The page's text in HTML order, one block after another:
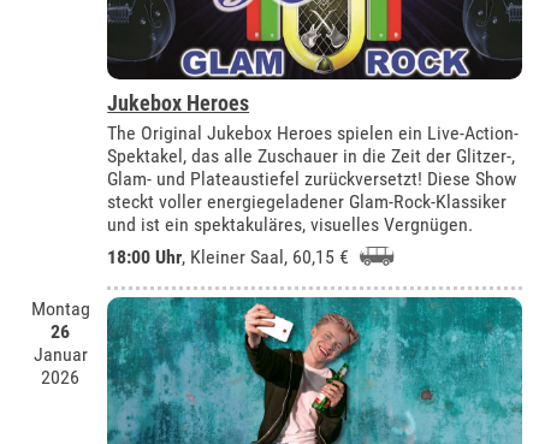
Jukebox Heroes
The Original Jukebox Heroes spielen ein Live-Action-
Spektakel, das alle Zuschauer in die Zeit der Glitzer-,
Glam- und Plateaustiefel zurückversetzt! Diese Show
steckt voller energiegeladener Glam-Rock-Klassiker
und ist ein spektakuläres, visuelles Vergnügen.
18:00 Uhr, Kleiner Saal, 60,15 €
Montag
26
Januar
2026